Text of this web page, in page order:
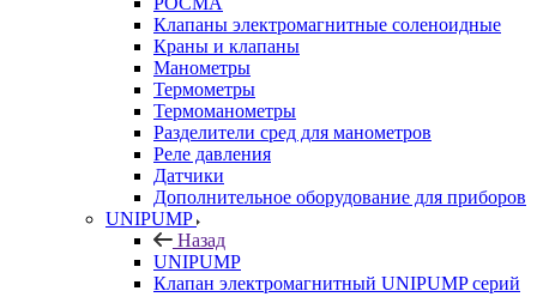
Клапаны электромагнитные соленоидные
Краны и клапаны
Манометры
Термометры
Термоманометры
Разделители сред для манометров
Реле давления
Датчики
Дополнительное оборудование для приборов
UNIPUMP
Назад
UNIPUMP
Клапан электромагнитный UNIPUMP серий